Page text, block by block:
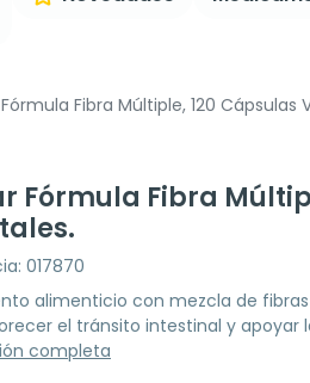
Fibra Múltiple, 120 Cápsulas
Fórmula Fibra
017870
alimenticio con mezcla de
el tránsito intestinal y apoyar
completa